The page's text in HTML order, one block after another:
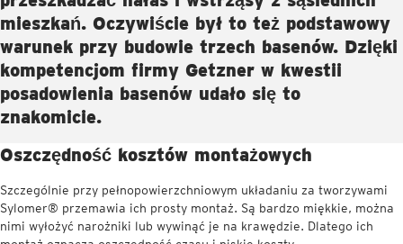
mieszkań. Oczywiście był to też podstawowy
warunek przy budowie trzech basenów. Dzięki
kompetencjom firmy Getzner w kwestii
posadowienia basenów udało się to
znakomicie.
Oszczędność kosztów montażowych
Szczególnie przy pełnopowierzchniowym układaniu za tworzywami
Sylomer® przemawia ich prosty montaż. Są bardzo miękkie, można
nimi wyłożyć narożniki lub wywinąć je na krawędzie. Dlatego ich